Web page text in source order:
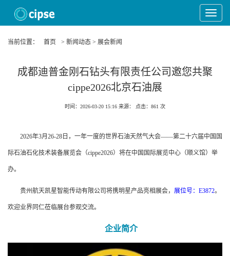
Toggle
当前位置：
首页 > 新闻动态 > 展会新闻
成都迪普金刚石钻头有限责任公司邀您共聚
cippe2026北京石油展
时间：2026-03-20 15:16 来源： 点击： 861 次
2026年3月26-28日，一年一度的世界石油天然气大会——第二十六届中国国
际石油石化技术装备展览会（cippe2026）将在中国国际展览中心（顺义馆）举
办。
贵州航天凯星智能传动有限公司将携明星产品亮相展会， 展位号：E3872。
欢迎业界同仁莅临展台参观交流。
企业简介